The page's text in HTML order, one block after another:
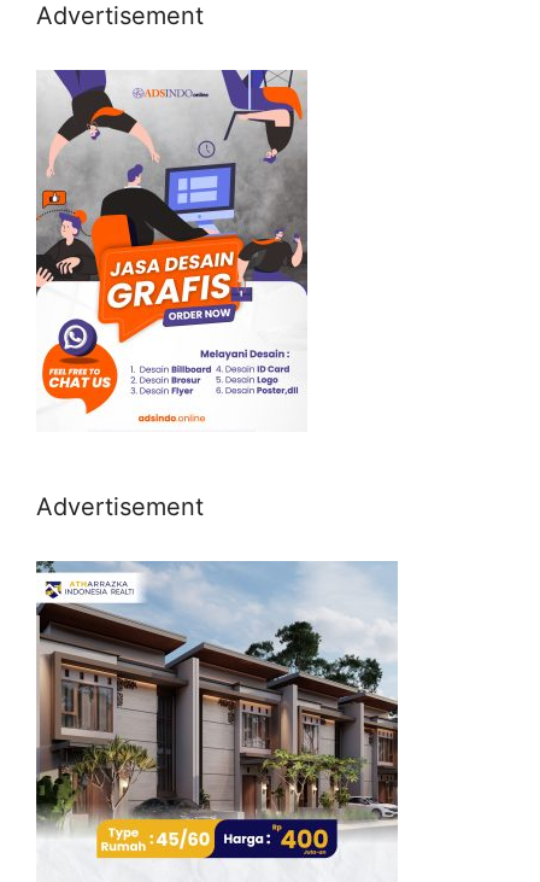
Advertisement
Advertisement